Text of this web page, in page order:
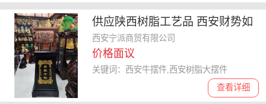
供应陕西树脂工艺品 西安财势如
牛大摆件 庆典礼品价格
西安宁派商贸有限公司
价格面议
查看详细
关键词：西安牛摆件,西安树脂大摆件